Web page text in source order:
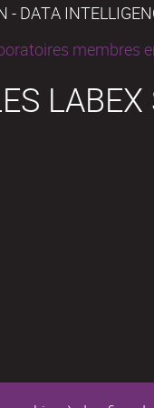
- DATA
membres